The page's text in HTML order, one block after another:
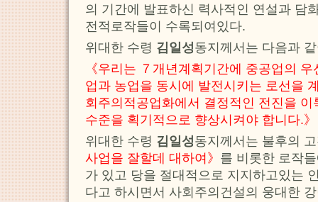
의 기간에 발표하신 력사적인 연설과 담
전적로작들이 수록되여있다.
위대한 수령 김일성동지께서는 다음과
《우리는 ７개년계획기간에 중공업의
업과 농업을 동시에 발전시키는 로선을
회주의적공업화에서 결정적인 전진을
수준을 획기적으로 향상시켜야 합니다.》
위대한 수령 김일성동지께서는 불후의
사업을 잘할데 대하여》 를 비롯한 로작
가 있고 당을 절대적으로 지지하고있는
다고 하시면서 사회주의건설의 웅대한